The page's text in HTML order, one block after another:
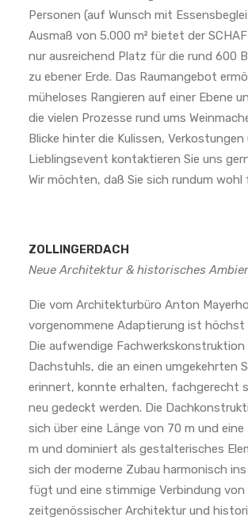
Personen (auf Wunsch mit
Ausmaß von 5.000 m² bietet der
nur ausreichend Platz für die rund 600
zu ebener Erde. Das Raumangebot
müheloses Rangieren auf einer Ebene
die vielen Prozesse rund ums
Blicke hinter die Kulissen, Verkostungen
Lieblingsevent kontaktieren Sie uns
Wir möchten, daß Sie sich rundum wohl
ZOLLINGERDACH
Neue Architektur & historisches
Die vom Architekturbüro Anton
vorgenommene Adaptierung ist höchst
Die aufwendige Fachwerkskonstruktion
Dachstuhls, die an einen umgekehrten
erinnert, konnte erhalten, fachgerecht
neu gedeckt werden. Die
sich über eine Länge von 70 m und eine
m und dominiert als gestalterisches
sich der moderne Zubau harmonisch
fügt und eine stimmige Verbindung von
zeitgenössischer Architektur und